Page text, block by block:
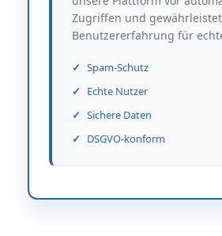
Zugriffen und
Benutzererfahrung für
Spam-Schutz
Echte Nutzer
Sichere Daten
DSGVO-konform